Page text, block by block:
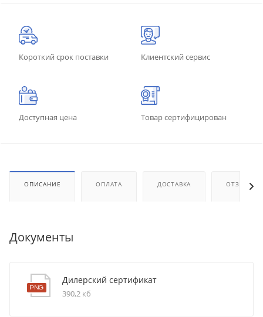
Короткий срок поставки Клиентский сервис
Доступная цена Товар сертифицирован
ОПИСАНИЕ ОПЛАТА ДОСТАВКА ОТЗЫВЫ
Документы
Дилерский сертификат
390,2 кб